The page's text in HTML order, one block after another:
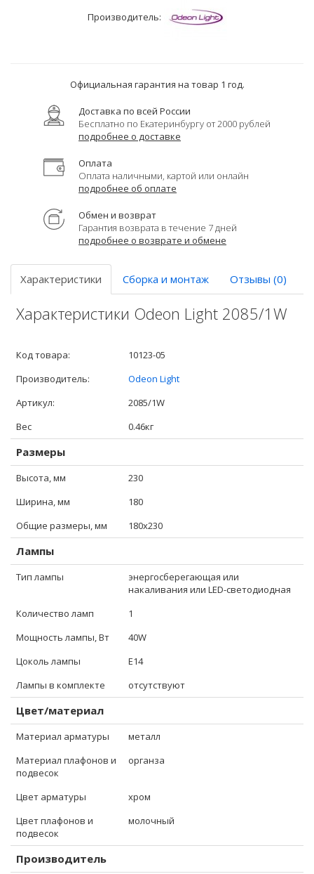
Производитель:
Официальная гарантия на товар 1 год.
Доставка по всей России
Бесплатно по Екатеринбургу от 2000 рублей
подробнее о доставке
Оплата
Оплата наличными, картой или онлайн
подробнее об оплате
Обмен и возврат
Гарантия возврата в течение 7 дней
подробнее о возврате и обмене
Характеристики Сборка и монтаж Отзывы (0)
Характеристики Odeon Light 2085/1W
Код товара:
10123-05
Производитель:
Odeon Light
Артикул:
2085/1W
Вес
0.46кг
Размеры
Высота, мм
230
Ширина, мм
180
Общие размеры, мм
180x230
Лампы
Тип лампы
энергосберегающая или
накаливания или LED-светодиодная
Количество ламп
1
Мощность лампы, Вт
40W
Цоколь лампы
E14
Лампы в комплекте
отсутствуют
Цвет/материал
Материал арматуры
металл
Материал плафонов и
подвесок
органза
Цвет арматуры
хром
Цвет плафонов и
подвесок
молочный
Производитель